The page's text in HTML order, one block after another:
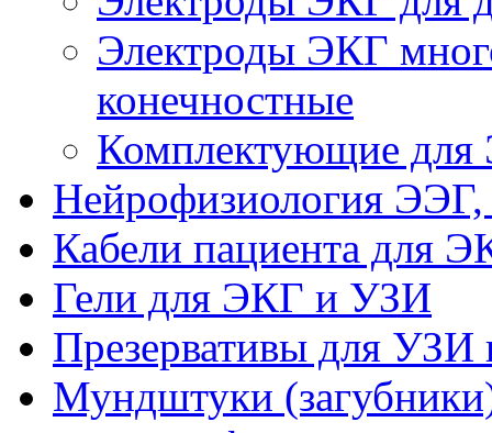
Электроды ЭКГ
конечностные
Комплектующие
Нейрофизиология
Кабели пациента для
Гели для ЭКГ и УЗИ
Презервативы для УЗИ
Мундштуки